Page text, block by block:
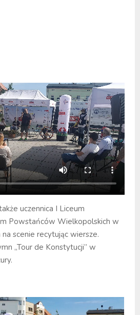
uczennica I Liceum
Powstańców Wielkopolskich w
scenie recytując wiersze.
„Tour de Konstytucji” w